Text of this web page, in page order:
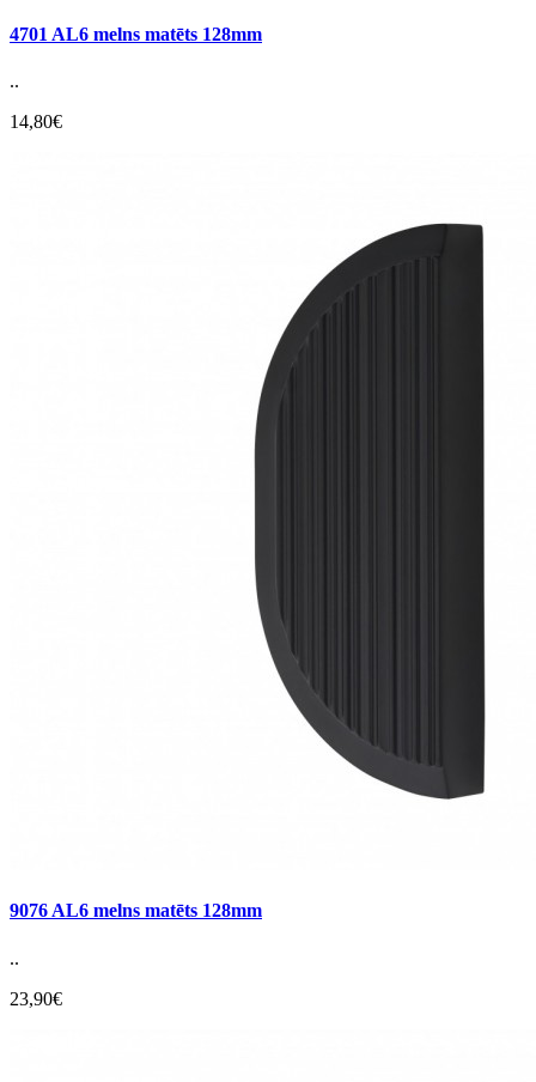
4701 AL6 melns matēts 128mm
..
14,80€
9076 AL6 melns matēts 128mm
..
23,90€